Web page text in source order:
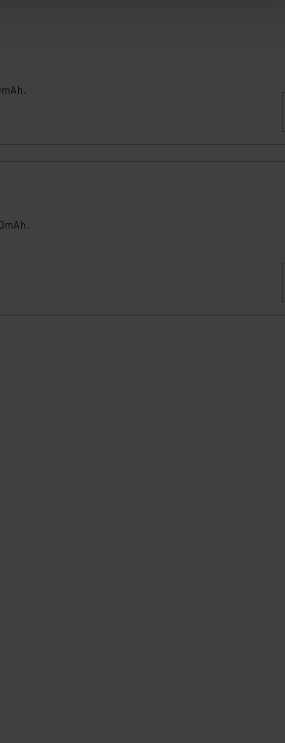
unberührt. Ihre Browser-Einstellungen können
und dieses Banner erneut angezeigt wird.
Ihre Einwilligung zur Einbindung von Cookies
in den USA gemäß Art. 49 (1) lit. a DSGVO.
erhalten Sie in der Datenschutzerklärung.
dass die USA als Land mit unzureichendem
der Europäischen
insbesondere der Art der übermittelten